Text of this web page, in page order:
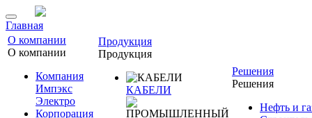
Главная
О компании
О компании
Компания
Импэкс
Электро
Корпорация
Продукция
Продукция
КАБЕЛИ
Решения
Решения
Нефть и